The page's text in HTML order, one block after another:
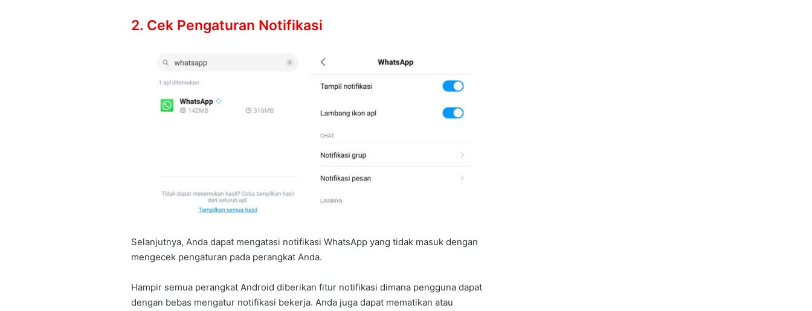
2. Cek Pengaturan Notifikasi
Selanjutnya, Anda dapat mengatasi notifikasi WhatsApp yang tidak masuk dengan
mengecek pengaturan pada perangkat Anda.
Hampir semua perangkat Android diberikan fitur notifikasi dimana pengguna dapat
dengan bebas mengatur notifikasi bekerja. Anda juga dapat mematikan atau